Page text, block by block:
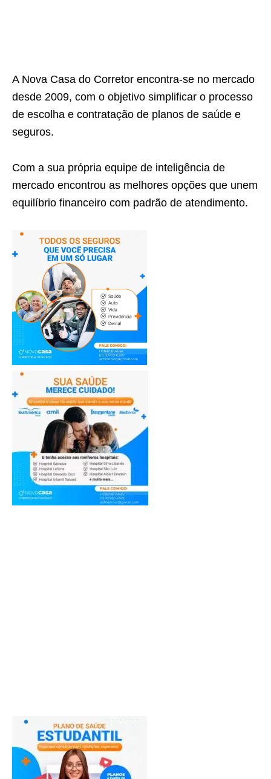
A Nova Casa do Corretor encontra-se no mercado
desde 2009, com o objetivo simplificar o processo
de escolha e contratação de planos de saúde e
seguros.
Com a sua própria equipe de inteligência de
mercado encontrou as melhores opções que unem
equilíbrio financeiro com padrão de atendimento.